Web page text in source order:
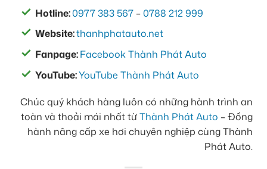
Hotline:0977 383 567 –0788 212 999
Website:thanhphatauto.net
Fanpage:Facebook Thành Phát Auto
YouTube:YouTube Thành Phát Auto
Chúc quý khách hàng luôn có những hành trình an
toàn và thoải mái nhất từThành Phát Auto – Đồng
hành nâng cấp xe hơi chuyên nghiệp cùng Thành
Phát Auto.